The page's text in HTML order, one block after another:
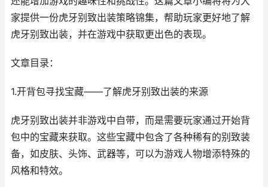
家提供一份虎牙别致出装策略锦集，帮助玩家更好地了解
虎牙别致出装，并在游戏中获取更出色的表现。
文章目录：
1.开背包寻找宝藏——了解虎牙别致出装的来源
虎牙别致出装并非游戏中自带，而是需要玩家通过开始背
包中的宝藏来获取。这些宝藏中包含了各种稀有的别致装
备，如皮肤、头饰、武器等，可以为游戏人物增添特殊的
风格和特效。